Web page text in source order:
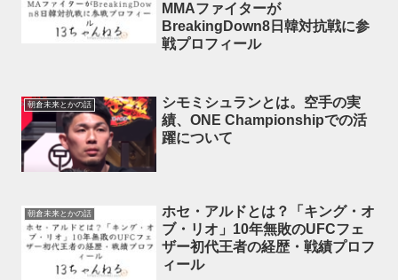
MMAファイターが
BreakingDown8日韓対抗戦に参
戦プロフィール
朝倉未来とかの話
シモミシュランとは。空手の実
績、ONE Championshipでの活
躍について
朝倉未来とかの話
ホセ・アルドとは？「キング・オ
ブ・リオ」10年無敗のUFCフェ
ザー初代王者の経歴・戦績プロフ
ィール